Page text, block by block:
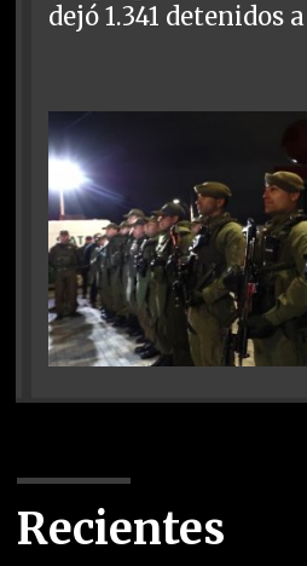
dejó 1.341 detenidos
Recientes